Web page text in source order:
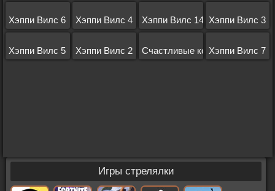
Хэппи Вилс 6 Хэппи Вилс 4 Хэппи Вилс 14 Хэппи Вилс 3
Хэппи Вилс 5 Хэппи Вилс 2 Счастливые колесаХэппи Вилс 7
Игры стрелялки